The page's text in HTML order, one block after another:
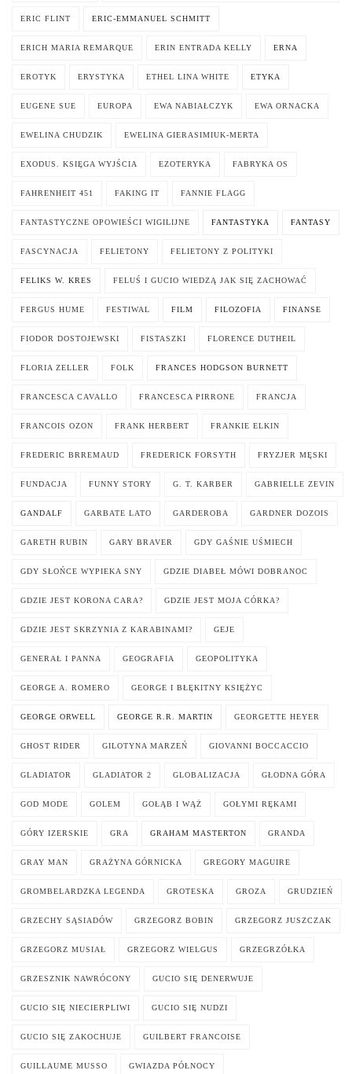
ERIC FLINT ERIC-EMMANUEL SCHMITT
ERICH MARIA REMARQUE ERIN ENTRADA KELLY ERNA
EROTYK ERYSTYKA ETHEL LINA WHITE ETYKA
EUGENE SUE EUROPA EWA NABIAŁCZYK EWA ORNACKA
EWELINA CHUDZIK EWELINA GIERASIMIUK-MERTA
EXODUS. KSIĘGA WYJŚCIA EZOTERYKA FABRYKA OS
FAHRENHEIT 451 FAKING IT FANNIE FLAGG
FANTASTYCZNE OPOWIEŚCI WIGILIJNE FANTASTYKA FANTASY
FASCYNACJA FELIETONY FELIETONY Z POLITYKI
FELIKS W. KRES FELUŚ I GUCIO WIEDZĄ JAK SIĘ ZACHOWAĆ
FERGUS HUME FESTIWAL FILM FILOZOFIA FINANSE
FIODOR DOSTOJEWSKI FISTASZKI FLORENCE DUTHEIL
FLORIA ZELLER FOLK FRANCES HODGSON BURNETT
FRANCESCA CAVALLO FRANCESCA PIRRONE FRANCJA
FRANCOIS OZON FRANK HERBERT FRANKIE ELKIN
FREDERIC BRREMAUD FREDERICK FORSYTH FRYZJER MĘSKI
FUNDACJA FUNNY STORY G. T. KARBER GABRIELLE ZEVIN
GANDALF GARBATE LATO GARDEROBA GARDNER DOZOIS
GARETH RUBIN GARY BRAVER GDY GAŚNIE UŚMIECH
GDY SŁOŃCE WYPIEKA SNY GDZIE DIABEŁ MÓWI DOBRANOC
GDZIE JEST KORONA CARA? GDZIE JEST MOJA CÓRKA?
GDZIE JEST SKRZYNIA Z KARABINAMI? GEJE
GENERAŁ I PANNA GEOGRAFIA GEOPOLITYKA
GEORGE A. ROMERO GEORGE I BŁĘKITNY KSIĘŻYC
GEORGE ORWELL GEORGE R.R. MARTIN GEORGETTE HEYER
GHOST RIDER GILOTYNA MARZEŃ GIOVANNI BOCCACCIO
GLADIATOR GLADIATOR 2 GLOBALIZACJA GŁODNA GÓRA
GOD MODE GOLEM GOŁĄB I WĄŻ GOŁYMI RĘKAMI
GÓRY IZERSKIE GRA GRAHAM MASTERTON GRANDA
GRAY MAN GRAŻYNA GÓRNICKA GREGORY MAGUIRE
GROMBELARDZKA LEGENDA GROTESKA GROZA GRUDZIEŃ
GRZECHY SĄSIADÓW GRZEGORZ BOBIN GRZEGORZ JUSZCZAK
GRZEGORZ MUSIAŁ GRZEGORZ WIELGUS GRZEGRZÓŁKA
GRZESZNIK NAWRÓCONY GUCIO SIĘ DENERWUJE
GUCIO SIĘ NIECIERPLIWI GUCIO SIĘ NUDZI
GUCIO SIĘ ZAKOCHUJE GUILBERT FRANCOISE
GUILLAUME MUSSO GWIAZDA PÓŁNOCY